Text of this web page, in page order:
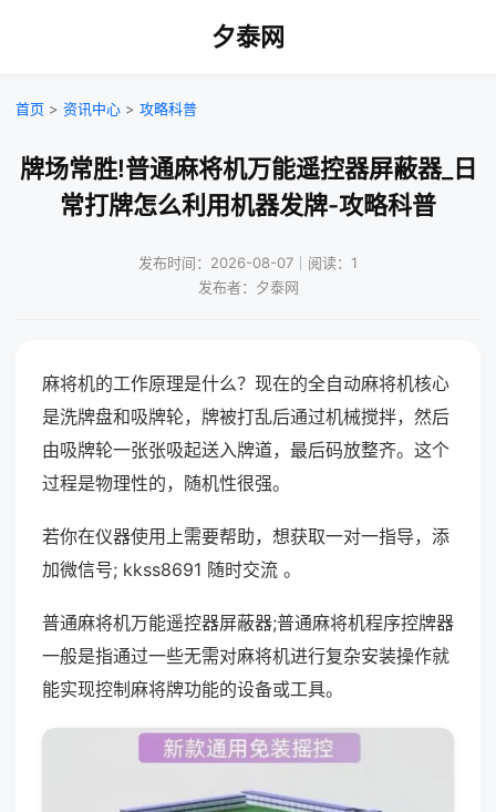
夕泰网
首页 > 资讯中心 > 攻略科普
牌场常胜!普通麻将机万能遥控器屏蔽器_日
常打牌怎么利用机器发牌-攻略科普
发布时间：2026-08-07｜阅读：1
发布者：夕泰网
麻将机的工作原理是什么？现在的全自动麻将机核心
是洗牌盘和吸牌轮，牌被打乱后通过机械搅拌，然后
由吸牌轮一张张吸起送入牌道，最后码放整齐。这个
过程是物理性的，随机性很强。
若你在仪器使用上需要帮助，想获取一对一指导，添
加微信号; kkss8691 随时交流 。
普通麻将机万能遥控器屏蔽器;普通麻将机程序控牌器
一般是指通过一些无需对麻将机进行复杂安装操作就
能实现控制麻将牌功能的设备或工具。